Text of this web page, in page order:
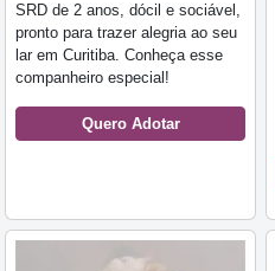
SRD de 2 anos, dócil e sociável,
pronto para trazer alegria ao seu
lar em Curitiba. Conheça esse
companheiro especial!
Quero Adotar